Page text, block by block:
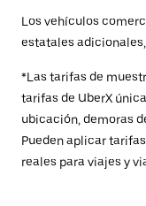
Los vehículos
estatales
*Las tarifas de
tarifas de UberX
ubicación, demoras
Pueden aplicar
reales para viajes y